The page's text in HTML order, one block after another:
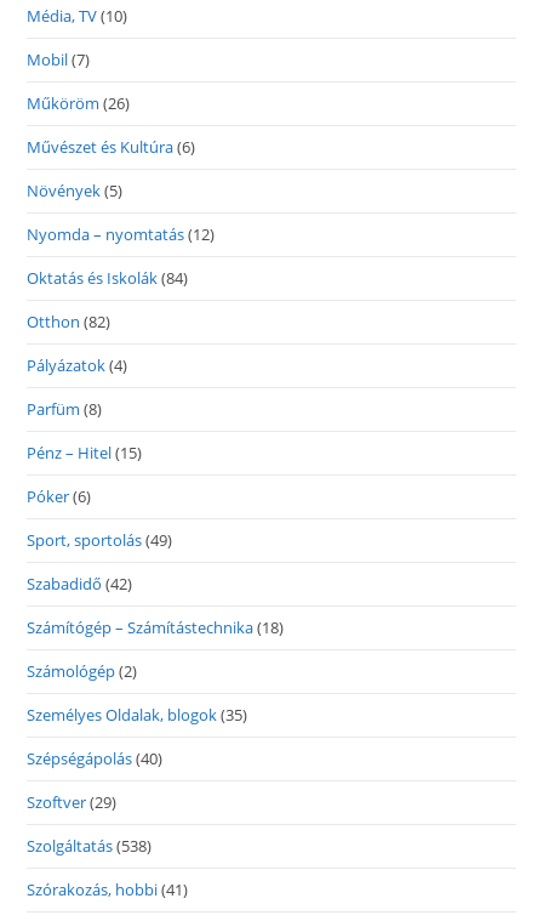
Média, TV(10)
Mobil(7)
Műköröm (26)
Művészet és Kultúra(6)
Növények(5)
Nyomda – nyomtatás(12)
Oktatás és Iskolák(84)
Otthon (82)
Pályázatok(4)
Parfüm (8)
Pénz – Hitel(15)
Póker(6)
Sport, sportolás(49)
Szabadidő (42)
Számítógép – Számítástechnika(18)
Számológép(2)
Személyes Oldalak, blogok(35)
Szépségápolás(40)
Szoftver(29)
Szolgáltatás(538)
Szórakozás, hobbi(41)